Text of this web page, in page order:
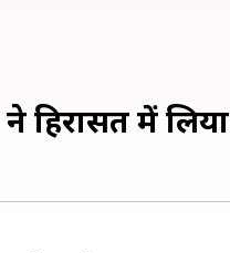
ने हिरासत में लिया